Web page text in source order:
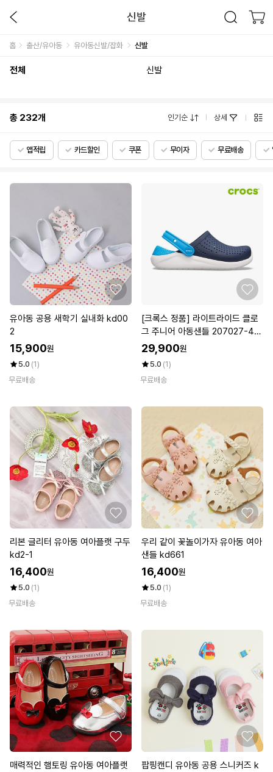
신발
홈 출산/유아동 유아동신발/잡화 신발
전체 신발
총 232개 인기순 상세
앱적립 카드할인 쿠폰 무이자 무료배송
유아동 공용 새학기 실내화 kd00
2
15,900원
5.0 (1)
무료배송
[크록스 정품] 라이트라이드 클로
그 주니어 아동샌들 207027-46
2
29,900원
5.0 (1)
무료배송
리본 글리터 유아동 여아플랫 구두
kd2-1
16,400원
5.0 (1)
무료배송
우리 같이 꽃놀이가자 유아동 여아
샌들 kd661
16,400원
5.0 (1)
무료배송
매력적인 햄토링 유아동 여아플랫
팝핑캔디 유아동 공용 스니커즈 k